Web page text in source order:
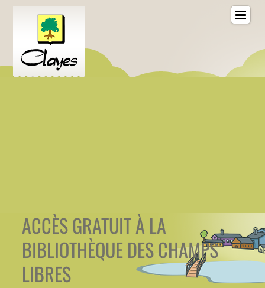
ACCÈS GRATUIT À LA
BIBLIOTHÈQUE DES CHAMPS
LIBRES